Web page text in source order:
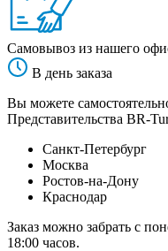
Самовывоз из нашего
В день заказа
Вы можете
Представительства BR-
Санкт-Петербург
Москва
Ростов-на-Дону
Краснодар
Заказ можно забрать с
18:00 часов.